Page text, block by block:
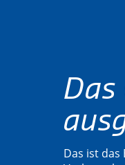
Das ist